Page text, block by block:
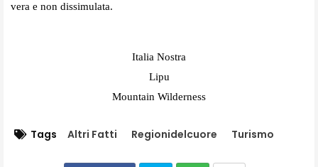
vera e non dissimulata.
Italia Nostra
Lipu
Mountain Wilderness
Tags Altri Fatti Regionidelcuore Turismo